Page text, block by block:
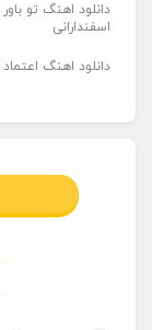
دانلود اهنگ تو
اسفندارانی
دانلود اهنگ